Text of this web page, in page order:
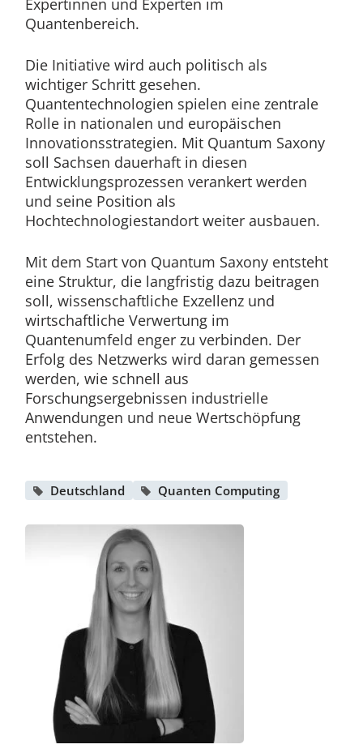
Expertinnen und Experten im
Quantenbereich.
Die Initiative wird auch politisch als
wichtiger Schritt gesehen.
Quantentechnologien spielen eine zentrale
Rolle in nationalen und europäischen
Innovationsstrategien. Mit Quantum Saxony
soll Sachsen dauerhaft in diesen
Entwicklungsprozessen verankert werden
und seine Position als
Hochtechnologiestandort weiter ausbauen.
Mit dem Start von Quantum Saxony entsteht
eine Struktur, die langfristig dazu beitragen
soll, wissenschaftliche Exzellenz und
wirtschaftliche Verwertung im
Quantenumfeld enger zu verbinden. Der
Erfolg des Netzwerks wird daran gemessen
werden, wie schnell aus
Forschungsergebnissen industrielle
Anwendungen und neue Wertschöpfung
entstehen.
Deutschland Quanten Computing